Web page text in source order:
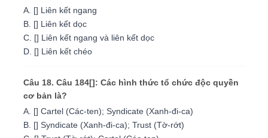
A. [] Liên kết ngang
B. [] Liên kết dọc
C. [] Liên kết ngang và liên kết dọc
D. [] Liên kết chéo
Câu 18. Câu 184[]: Các hình thức tổ chức độc quyền
cơ bản là?
A. [] Cartel (Các-ten); Syndicate (Xanh-đi-ca)
B. [] Syndicate (Xanh-đi-ca); Trust (Tờ-rớt)